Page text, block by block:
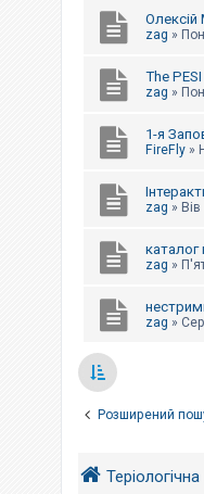
Олексій
zag »
The
zag »
1-я
FireFly »
zag »
каталог
zag »
zag »
Розширений